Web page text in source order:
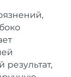
дата доставки
8/8/26
дата доставки
дата доставки